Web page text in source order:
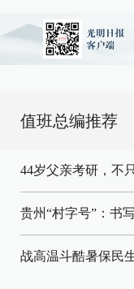
值班总编推荐
44岁父亲考研，不
贵州“村字号”：书
战高温斗酷暑保民